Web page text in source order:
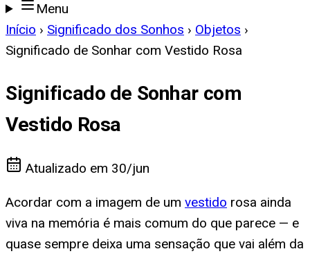
Menu
Início › Significado dos Sonhos › Objetos ›
Significado de Sonhar com Vestido Rosa
Significado de Sonhar com
Vestido Rosa
Atualizado em 30/jun
Acordar com a imagem de um vestido rosa ainda
viva na memória é mais comum do que parece — e
quase sempre deixa uma sensação que vai além da